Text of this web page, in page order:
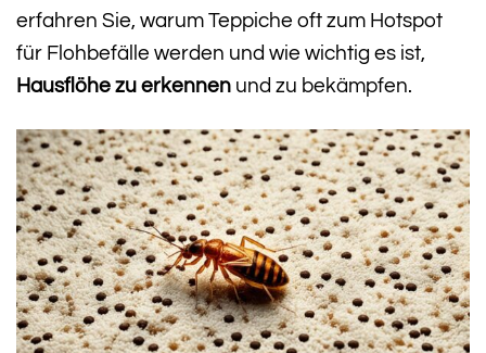
erfahren Sie, warum Teppiche oft zum Hotspot
für Flohbefälle werden und wie wichtig es ist,
Hausflöhe zu erkennen und zu bekämpfen.